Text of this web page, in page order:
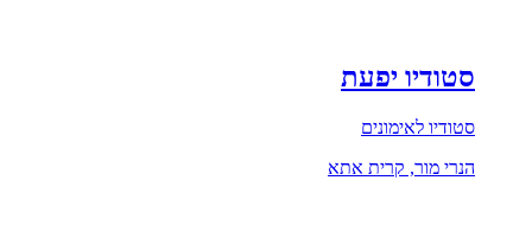
סטודיו יפעת
סטודיו לאימונים
הנרי מור, קרית אתא